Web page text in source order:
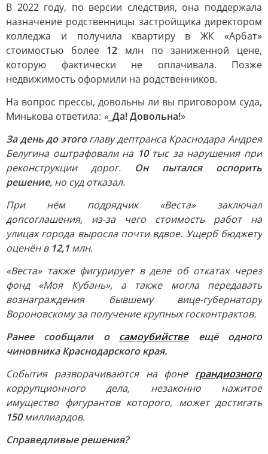
В 2022 году, по версии следствия, она поддержала
назначение родственницы застройщика директором
колледжа и получила квартиру в ЖК «Арбат»
стоимостью более 12 млн по заниженной цене,
которую фактически не оплачивала. Позже
недвижимость оформили на родственников.
На вопрос прессы, довольны ли вы приговором суда,
Минькова ответила: «_ Да! Довольна!»
За день до этогоглаву дептранса Краснодара Андрея
Белугина оштрафовали на 10тыс за нарушения при
реконструкции дорог. Он пытался оспорить
решение, но суд отказал.
При нём подрядчик «Веста» заключал
допсоглашения, из-за чего стоимость работ на
улицах города выросла почти вдвое. Ущерб бюджету
оценён в 12,1 млн.
«Веста» также фигурирует в деле об откатах через
фонд «Моя Кубань», а также могла передавать
вознаграждения бывшему вице-губернатору
Вороновскому за получение крупных госконтрактов.
Ранее сообщали о самоубийствеещё одного
чиновника Краснодарского края.
События разворачиваются на фоне грандиозного
коррупционного дела, незаконно нажитое
имущество фигурантов которого, может достигать
150миллиардов.
Справедливые решения?